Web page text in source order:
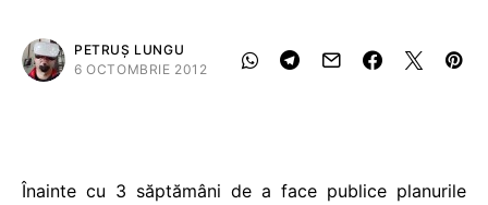
PETRUȘ LUNGU
6 OCTOMBRIE 2012
Înainte cu 3 săptămâni de a face publice planurile